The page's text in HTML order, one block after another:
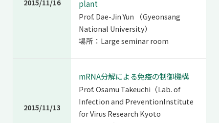
2015/11/16 plant
Prof. Dae-Jin Yun （Gyeonsang
National University）
場所：Large seminar room
2015/11/13
mRNA分解による免疫の制御機構
Prof. Osamu Takeuchi（Lab. of
Infection and PreventionInstitute
for Virus Research Kyoto